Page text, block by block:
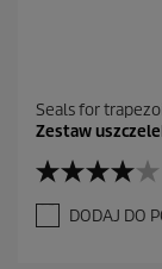
Seals for
Zestaw
4
.
0
DODAJ DO